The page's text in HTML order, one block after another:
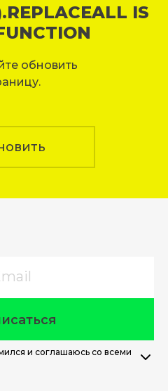
IS
обновить
и соглашаюсь со всеми